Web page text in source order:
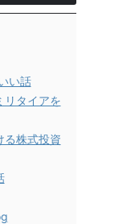
い話
リタイアを
る株式投資